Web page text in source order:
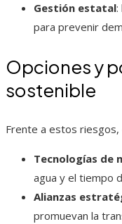
Gestión estatal:
para prevenir
Opciones y
sostenible
Frente a estos riesgos,
Tecnologías de
agua y el tiempo
Alianzas
promuevan la